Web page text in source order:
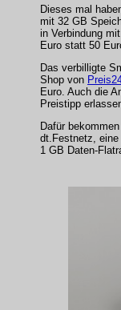
Dieses mal
mit 32 GB
in Verbindung
Euro statt 50
Das verbilligte
Shop von
Euro. Auch die
Preistipp
Dafür
dt.Festnetz,
1 GB Daten-